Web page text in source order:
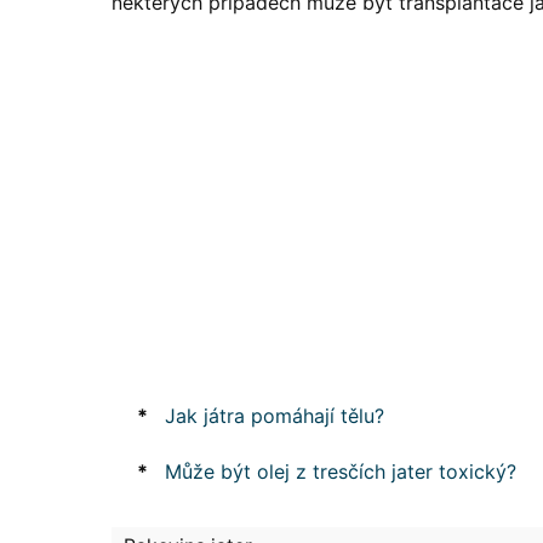
* Jak játra pomáhají tělu?
* Může být olej z tresčích jater toxický?